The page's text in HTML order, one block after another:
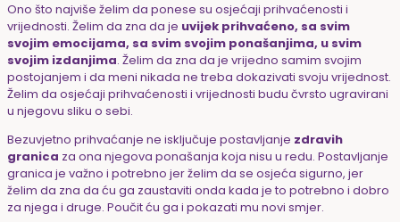
Ono što najviše želim da ponese su osjećaji prihvaćenosti i
vrijednosti. Želim da zna da je uvijek prihvaćeno, sa svim
svojim emocijama, sa svim svojim ponašanjima, u svim
svojim izdanjima. Želim da zna da je vrijedno samim svojim
postojanjem i da meni nikada ne treba dokazivati svoju vrijednost.
Želim da osjećaji prihvaćenosti i vrijednosti budu čvrsto ugravirani
u njegovu sliku o sebi.
Bezuvjetno prihvaćanje ne isključuje postavljanje zdravih
granica za ona njegova ponašanja koja nisu u redu. Postavljanje
granica je važno i potrebno jer želim da se osjeća sigurno, jer
želim da zna da ću ga zaustaviti onda kada je to potrebno i dobro
za njega i druge. Poučit ću ga i pokazati mu novi smjer.